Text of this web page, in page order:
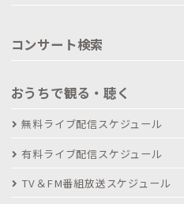
コンサート検索
おうちで観る・聴く
無料ライブ配信スケジュール
有料ライブ配信スケジュール
TV＆FM番組放送スケジュール